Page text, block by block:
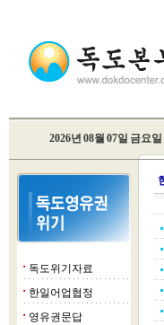
2026년 08월 07일 금요일
■ 독도위기자료
■ 한일어업협정
■ 영유권문답